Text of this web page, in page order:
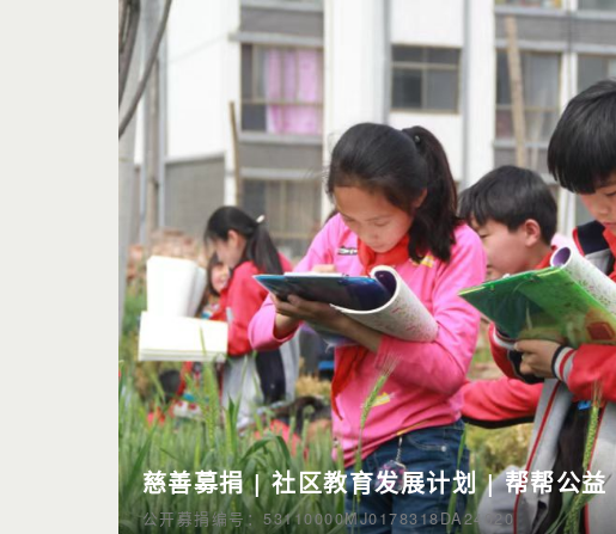
慈善募捐 | 社区教育发展计划 | 帮帮公益
公开募捐编号：53110000MJ0178318DA24020